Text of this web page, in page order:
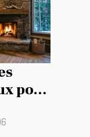
pour
?